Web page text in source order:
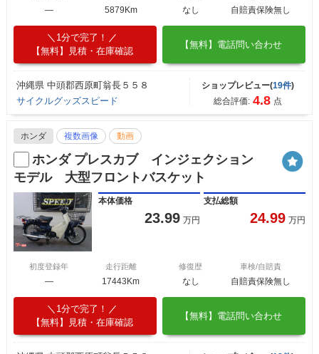
― 5879Km なし 自賠責保険無し
1分で完了！
【無料】見積・在庫確認
【無料】電話問い合わせ
沖縄県 中頭郡西原町翁長５５８
サイクルグッズスピード
ショップレビュー(19件)
総合評価: 4.8 点
ホンダ 複数画像 動画
ホンダ プレスカブ インジェクション
モデル 大型フロントバスケット
本体価格
23.99 万円
支払総額
24.99 万円
初度登録年
―
走行距離
17443Km
修復歴
なし
車検/自賠責
自賠責保険無し
1分で完了！
【無料】見積・在庫確認
【無料】電話問い合わせ